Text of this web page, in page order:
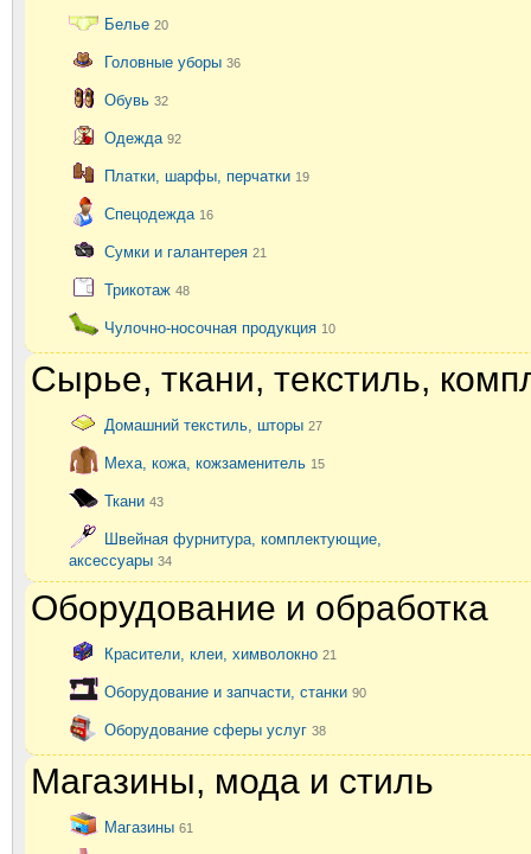
Белье 20
Головные уборы 36
Обувь 32
Одежда 92
Платки, шарфы, перчатки 19
Спецодежда 16
Сумки и галантерея 21
Трикотаж 48
Чулочно-носочная продукция 10
Сырье, ткани, текстиль,
Домашний текстиль, шторы 27
Меха, кожа, кожзаменитель 15
Ткани 43
Швейная фурнитура, комплектующие,
аксессуары 34
Оборудование и обработка
Красители, клеи, химволокно 21
Оборудование и запчасти, станки 90
Оборудование сферы услуг 38
Магазины, мода и стиль
Магазины 61